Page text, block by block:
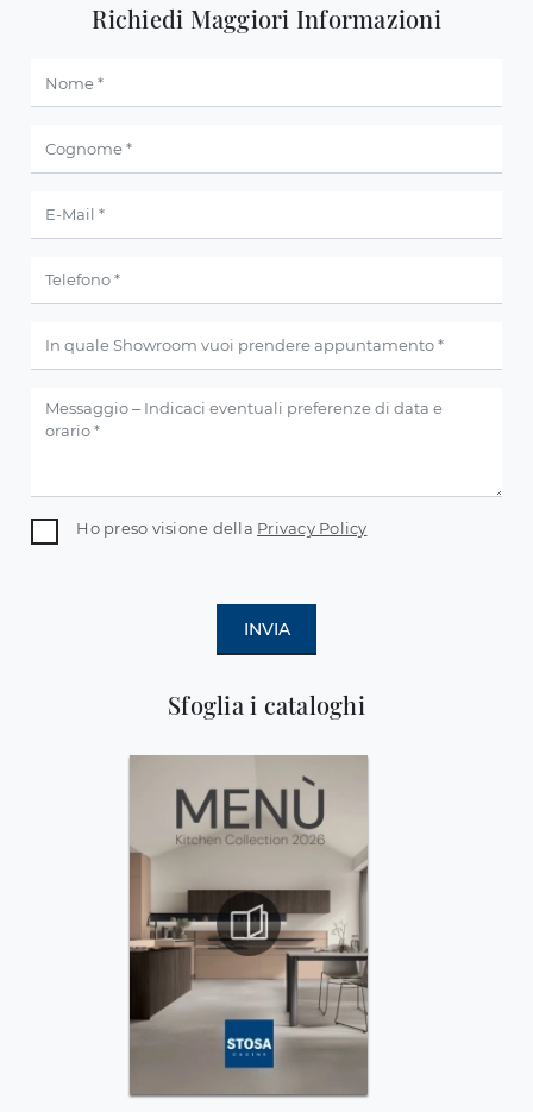
Sfoglia i cataloghi
Richiedi Maggiori Informazioni
Ho preso visione della Privacy Policy
INVIA